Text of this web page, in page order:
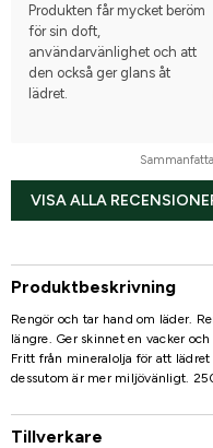
Produkten får mycket beröm
för sin doft,
användarvänlighet och att
den också ger glans åt
lädret.
VISA ALLA
Produktbeskrivning
Rengör och tar hand om läder.
längre. Ger skinnet en vacker
Fritt från mineralolja för att
dessutom är mer miljövänligt.
Tillverkare